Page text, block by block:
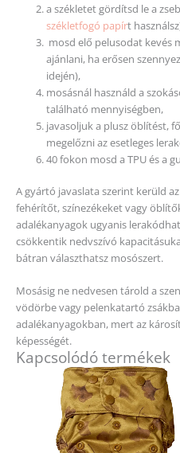
a székletet gördítsd le a
székletfogó papírt
mosd elő pelusodat kevés
ajánlani, ha erősen
idején),
mosásnál használd a
található mennyiségben,
javasoljuk a plusz öblítést,
megelőzni az esetleges
40 fokon mosd a TPU és a
A gyártó javaslata szerint kerüld
fehérítőt, színezékeket vagy
adalékanyagok ugyanis
csökkentik nedvszívó
bátran választhatsz mosószert.
Mosásig ne nedvesen tárold a
vödörbe vagy pelenkatartó
adalékanyagokban, mert az
képességét.
Kapcsolódó termékek